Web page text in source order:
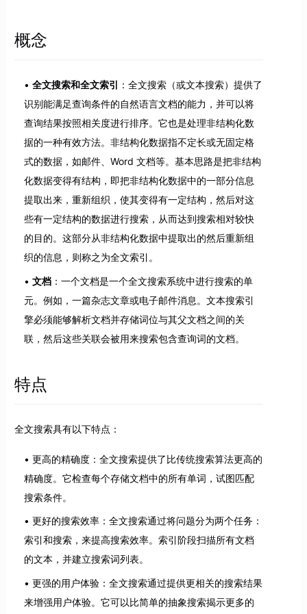
概念
全文搜索和全文索引 ：全文搜索（或文本搜索）提供了
识别能满足查询条件的自然语言文档的能力，并可以将
查询结果按照相关度进行排序。它也是处理非结构化数
据的一种有效方法。非结构化数据指不定长或无固定格
式的数据，如邮件、Word 文档等。基本思路是把非结构
化数据变得有结构，即把非结构化数据中的一部分信息
提取出来，重新组织，使其变得有一定结构，然后对这
些有一定结构的数据进行搜索，从而达到搜索相对较快
的目的。这部分从非结构化数据中提取出的然后重新组
织的信息，则称之为全文索引。
文档：一个文档是一个全文搜索系统中进行搜索的单
元。例如，一篇杂志文章或电子邮件消息。文本搜索引
擎必须能够解析文档并存储词位与其父文档之间的关
联，然后这些关联会被用来搜索包含查询词的文档。
特点
全文搜索具有以下特点：
更高的精确度：全文搜索提供了比传统搜索算法更高的
精确度。它检查每个存储文档中的所有单词，试图匹配
搜索条件。
更好的搜索效率：全文搜索通过将问题分为两个任务：
索引和搜索，来提高搜索效率。索引阶段扫描所有文档
的文本，并建立搜索词列表。
更强的用户体验：全文搜索通过提供更相关的搜索结果
来增强用户体验。它可以比简单的抽象搜索揭示更多的